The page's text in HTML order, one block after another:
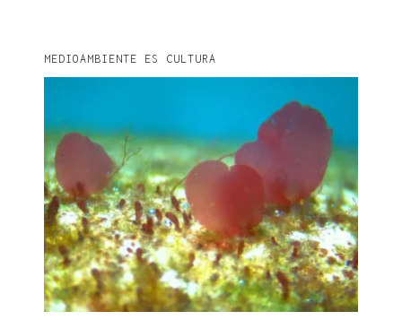
MEDIOAMBIENTE ES CULTURA